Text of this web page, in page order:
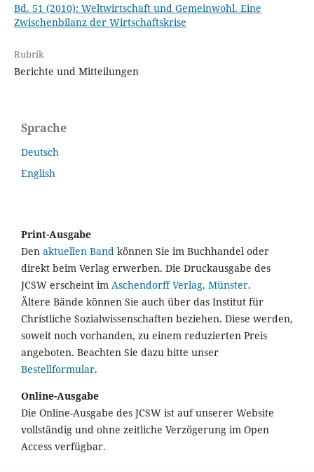
Bd. 51 (2010): Weltwirtschaft und Gemeinwohl. Eine
Zwischenbilanz der Wirtschaftskrise
Rubrik
Berichte und Mitteilungen
Sprache
Deutsch
English
Print-Ausgabe
Den aktuellen Band können Sie im Buchhandel oder
direkt beim Verlag erwerben. Die Druckausgabe des
JCSW erscheint im Aschendorff Verlag, Münster.
Ältere Bände können Sie auch über das Institut für
Christliche Sozialwissenschaften beziehen. Diese werden,
soweit noch vorhanden, zu einem reduzierten Preis
angeboten. Beachten Sie dazu bitte unser
Bestellformular.
Online-Ausgabe
Die Online-Ausgabe des JCSW ist auf unserer Website
vollständig und ohne zeitliche Verzögerung im Open
Access verfügbar.